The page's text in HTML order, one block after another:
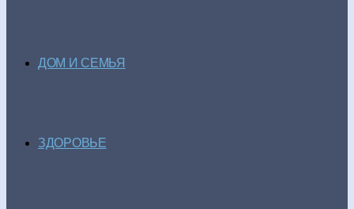
ДОМ И СЕМЬЯ
ЗДОРОВЬЕ